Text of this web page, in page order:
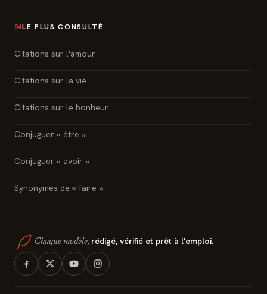
04LE PLUS CONSULTÉ
Citations sur l'amour
Citations sur la vie
Citations sur le bonheur
Conjuguer « être »
Conjuguer « avoir »
Synonymes de « faire »
Chaque modèle, rédigé, vérifié et prêt à l'emploi.